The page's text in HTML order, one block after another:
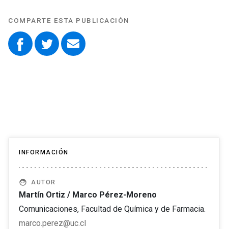
COMPARTE ESTA PUBLICACIÓN
INFORMACIÓN
face AUTOR
Martín Ortiz / Marco Pérez-Moreno
Comunicaciones, Facultad de Química y de Farmacia.
marco.perez@uc.cl